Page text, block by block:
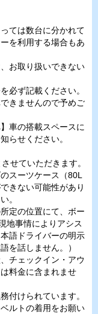
ては数台に分かれて
を利用する場合もあ
お取り扱いできない
必ず記載ください。
きませんので予めご
車の搭載スペースに
らせください。
せていただきます。
スーツケース（80L
きない可能性があり
。
定の位置にて、ボー
地事情によりアシス
語ドライバーの明示
を話しません。）
チェックイン・アウ
料金に含まれませ
付けられています。
ルトの着用をお願い